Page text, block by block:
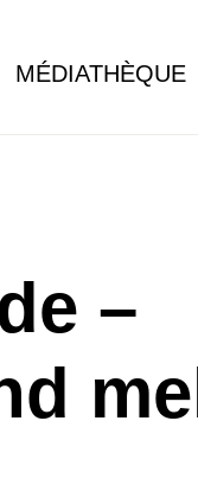
MÉDIATHÈQUE
–